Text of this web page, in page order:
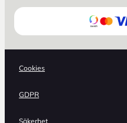
Cookies
GDPR
Säkerhet